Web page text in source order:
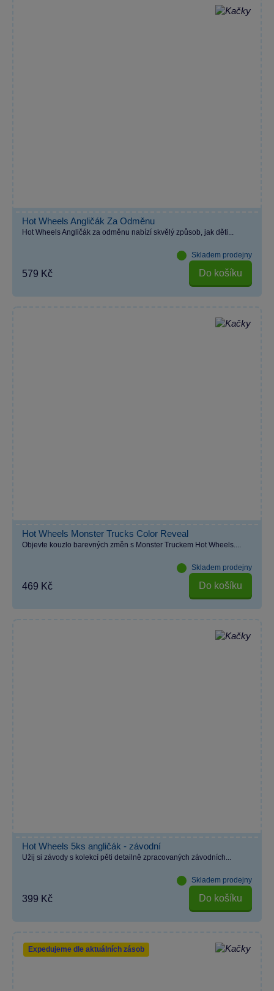
Hot Wheels Angličák Za Odměnu
Hot Wheels Angličák za odměnu nabízí skvělý způsob, jak děti...
Skladem prodejny
579 Kč Do košíku
Hot Wheels Monster Trucks Color Reveal
Objevte kouzlo barevných změn s Monster Truckem Hot Wheels....
Skladem prodejny
469 Kč Do košíku
Hot Wheels 5ks angličák - závodní
Užij si závody s kolekcí pěti detailně zpracovaných závodních...
Skladem prodejny
399 Kč Do košíku
Expedujeme dle aktuálních zásob